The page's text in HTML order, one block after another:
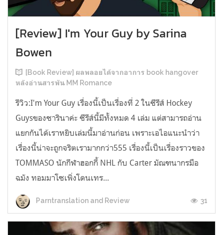
[Review] I'm Your Guy by Sarina
Bowen
[Book Review] ผลพลอยได้จากอาการ book hangover
หลังอ่านสารพัน MM Romance
รีวิว:I'm Your Guy เรื่องนี้เป็นเรื่องที่ 2 ในซีรีส์ Hockey
Guysของซารินาค่ะ ซีรีส์นี้มีทั้งหมด 4 เล่ม แต่สามารถอ่าน
แยกกันได้เราหยิบเล่มนี้มาอ่านก่อน เพราะเอไอแนะนำว่า
เรื่องนี้น่าจะถูกจริตเรามากกว่า555 เรื่องนี้เป็นเรื่องราวของ
TOMMASO นักกีฬาฮอกกี้ NHL กับ Carter มัณฑนากรมือ
ฉมัง ทอมมาโซเพิ่งโดนเทร...
Parntranslation and Review 31